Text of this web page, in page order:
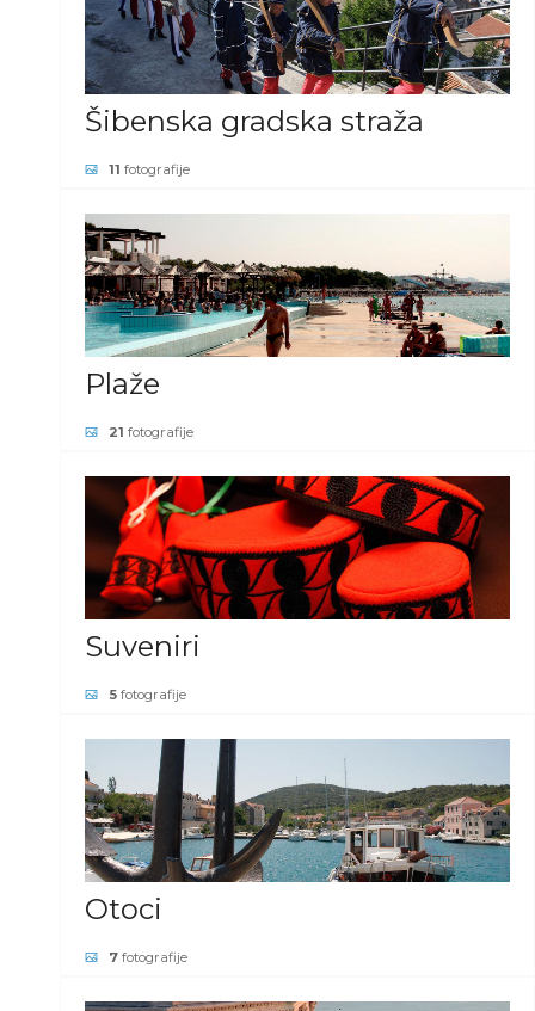
Šibenska gradska straža
11 fotografije
POGLEDAJ GALERIJU
Plaže
21 fotografije
POGLEDAJ GALERIJU
Suveniri
5 fotografije
POGLEDAJ GALERIJU
Otoci
7 fotografije
POGLEDAJ GALERIJU